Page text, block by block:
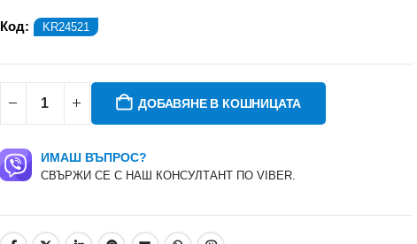
Код: KR24521
ДОБАВЯНЕ В КОШНИЦАТА
ИМАШ ВЪПРОС?
СВЪРЖИ СЕ С НАШ КОНСУЛТАНТ ПО VIBER.